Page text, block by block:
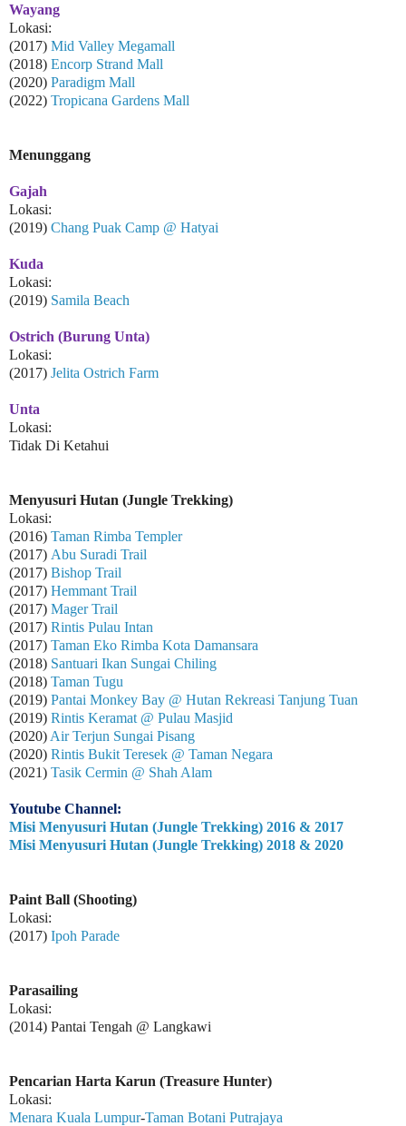
Wayang
Lokasi:
(2017) Mid Valley Megamall
(2018) Encorp Strand Mall
(2020) Paradigm Mall
(2022) Tropicana Gardens Mall
Menunggang
Gajah
Lokasi:
(2019) Chang Puak Camp @ Hatyai
Kuda
Lokasi:
(2019) Samila Beach
Ostrich (Burung Unta)
Lokasi:
(2017) Jelita Ostrich Farm
Unta
Lokasi:
Tidak Di Ketahui
Menyusuri Hutan (Jungle Trekking)
Lokasi:
(2016) Taman Rimba Templer
(2017) Abu Suradi Trail
(2017) Bishop Trail
(2017) Hemmant Trail
(2017) Mager Trail
(2017) Rintis Pulau Intan
(2017) Taman Eko Rimba Kota Damansara
(2018) Santuari Ikan Sungai Chiling
(2018) Taman Tugu
(2019) Pantai Monkey Bay @ Hutan Rekreasi Tanjung Tuan
(2019) Rintis Keramat @ Pulau Masjid
(2020) Air Terjun Sungai Pisang
(2020) Rintis Bukit Teresek @ Taman Negara
(2021) Tasik Cermin @ Shah Alam
Youtube Channel:
Misi Menyusuri Hutan (Jungle Trekking) 2016 & 2017
Misi Menyusuri Hutan (Jungle Trekking) 2018 & 2020
Paint Ball (Shooting)
Lokasi:
(2017) Ipoh Parade
Parasailing
Lokasi:
(2014) Pantai Tengah @ Langkawi
Pencarian Harta Karun (Treasure Hunter)
Lokasi:
Menara Kuala Lumpur-Taman Botani Putrajaya